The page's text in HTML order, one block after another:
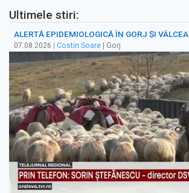
Ultimele stiri:
ALERTĂ EPIDEMIOLOGICĂ ÎN GORJ ȘI VÂLCEA
07.08.2026 | Costin Soare | Gorj